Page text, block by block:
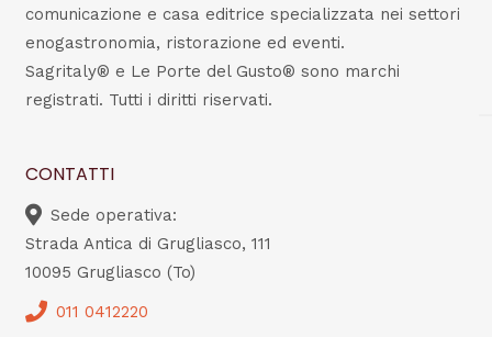
comunicazione e casa editrice specializzata nei settori
enogastronomia, ristorazione ed eventi.
Sagritaly® e Le Porte del Gusto® sono marchi
registrati. Tutti i diritti riservati.
CONTATTI
Sede operativa:
Strada Antica di Grugliasco, 111
10095 Grugliasco (To)
011 0412220